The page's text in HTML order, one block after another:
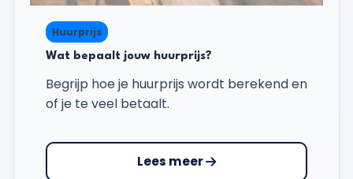
Huurprijs
Wat bepaalt jouw huurprijs?
Begrijp hoe je huurprijs wordt berekend en
of je te veel betaalt.
Lees meer